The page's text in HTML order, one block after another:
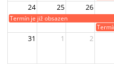
24 25 26
Termín je již obsazen
31 1 2